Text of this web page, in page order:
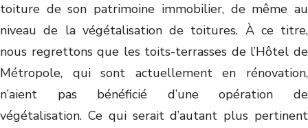
toiture de son patrimoine immobilier, de même au
niveau de la végétalisation de toitures. À ce titre,
nous regrettons que les toits-terrasses de l’Hôtel de
Métropole, qui sont actuellement en rénovation,
n’aient pas bénéficié d’une opération de
végétalisation. Ce qui serait d’autant plus pertinent